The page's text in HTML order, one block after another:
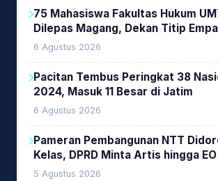
75 Mahasiswa Fakultas Hukum
Dilepas Magang, Dekan Titip
Penting
6 Agustus 2026
Pacitan Tembus Peringkat 38
2024, Masuk 11 Besar di Jatim
6 Agustus 2026
Pameran Pembangunan NTT
Kelas, DPRD Minta Artis hingga
Prioritas
5 Agustus 2026